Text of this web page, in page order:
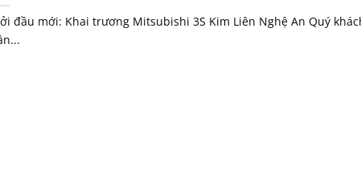
đầu mới: Khai trương Mitsubishi 3S Kim Liên Nghệ An Quý